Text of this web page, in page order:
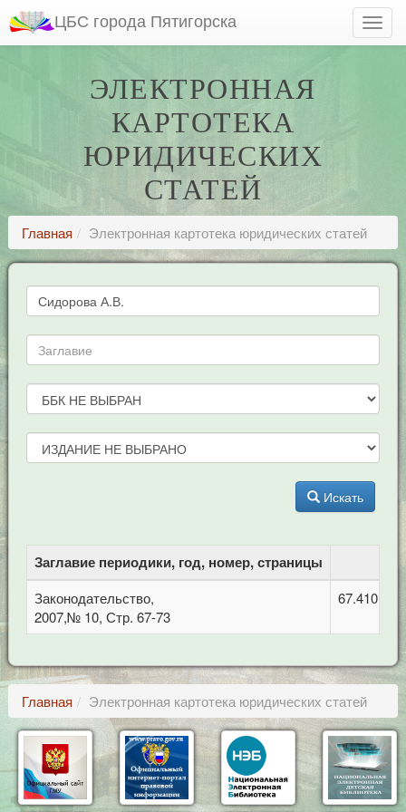
ЦБС города Пятигорска
ЭЛЕКТРОННАЯ
КАРТОТЕКА
ЮРИДИЧЕСКИХ
СТАТЕЙ
Главная Электронная картотека юридических статей
Искать
Заглавие периодики, год, номер, страницы
Законодательство,
2007,№ 10, Стр. 67-73
67.410
Главная Электронная картотека юридических статей